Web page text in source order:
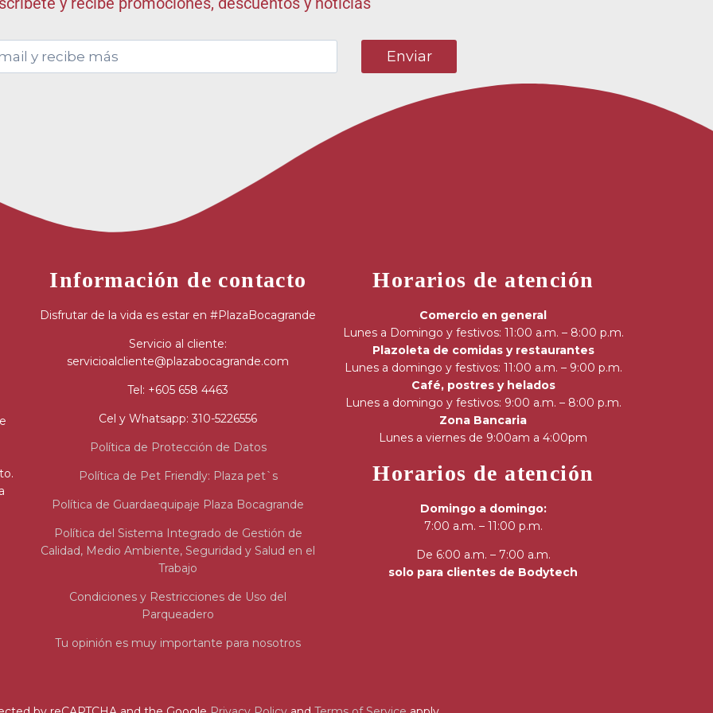
Información de contacto
Disfrutar de la vida es estar en #PlazaBocagrande
Servicio al cliente:
servicioalcliente@plazabocagrande.com
Tel: +605 658 4463
Cel y Whatsapp: 310-5226556
Política de Protección de Datos
Política de Pet Friendly: Plaza pet`s
Política de Guardaequipaje Plaza Bocagrande
Política del Sistema Integrado de Gestión de
Calidad, Medio Ambiente, Seguridad y Salud en el
Trabajo
Condiciones y Restricciones de Uso del
Parqueadero
Tu opinión es muy importante para nosotros
Horarios de atención
Comercio en general
Lunes a Domingo y festivos: 11:00 a.m. – 8:00 p.m.
Plazoleta de comidas y restaurantes
Lunes a domingo y festivos: 11:00 a.m. – 9:00 p.m.
Café, postres y helados
Lunes a domingo y festivos: 9:00 a.m. – 8:00 p.m.
Zona Bancaria
Lunes a viernes de 9:00am a 4:00pm
Horarios de atención
Domingo a domingo:
7:00 a.m. – 11:00 p.m.
De 6:00 a.m. – 7:00 a.m.
solo para clientes de Bodytech